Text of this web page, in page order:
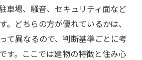
車場、騒音、セキュリティ面など
。どちらの方が優れているかは、
て異なるので、判断基準ごとに考
す。ここでは建物の特徴と住み心